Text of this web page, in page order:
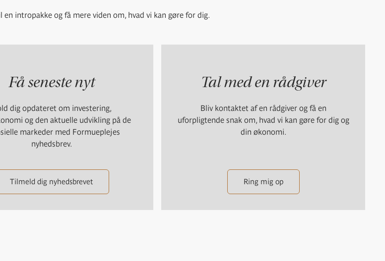
en intropakke og få mere viden om, hvad vi kan gøre for dig.
Få seneste nyt
dig opdateret om investering,
og den aktuelle udvikling på de
markeder med Formueplejes
nyhedsbrev.
Tilmeld dig nyhedsbrevet
Tal med en rådgiver
Bliv kontaktet af en rådgiver og få en
uforpligtende snak om, hvad vi kan gøre for dig og
din økonomi.
Ring mig op